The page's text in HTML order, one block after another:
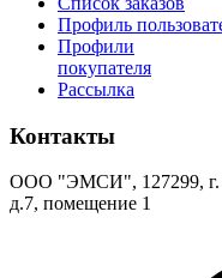
Профиль
Профили
покупателя
Рассылка
Контакты
ООО "ЭМСИ", 127299, г.
д.7, помещение 1